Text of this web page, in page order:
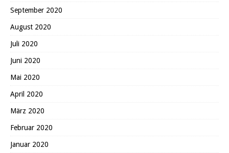
September 2020
August 2020
Juli 2020
Juni 2020
Mai 2020
April 2020
März 2020
Februar 2020
Januar 2020